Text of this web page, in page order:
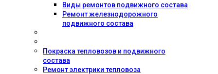
Виды ремонтов подвижного состава
Ремонт железнодорожного
подвижного состава
Покраска тепловозов и подвижного
состава
Ремонт электрики тепловоза